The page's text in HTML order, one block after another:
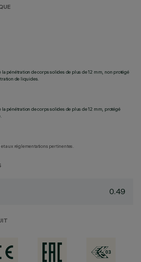
la pénétration de corps solides de plus de 12 mm, non protégé
de liquides.
la pénétration de corps solides de plus de 12 mm, protégé
aux réglementations pertinentes.
0.49